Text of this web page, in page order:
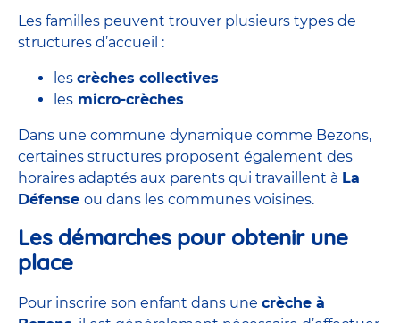
Les familles peuvent trouver plusieurs types de
structures d’accueil :
les crèches collectives
les micro-crèches
Dans une commune dynamique comme Bezons,
certaines structures proposent également des
horaires adaptés aux parents qui travaillent à La
Défense ou dans les communes voisines.
Les démarches pour obtenir une
place
Pour inscrire son enfant dans une crèche à